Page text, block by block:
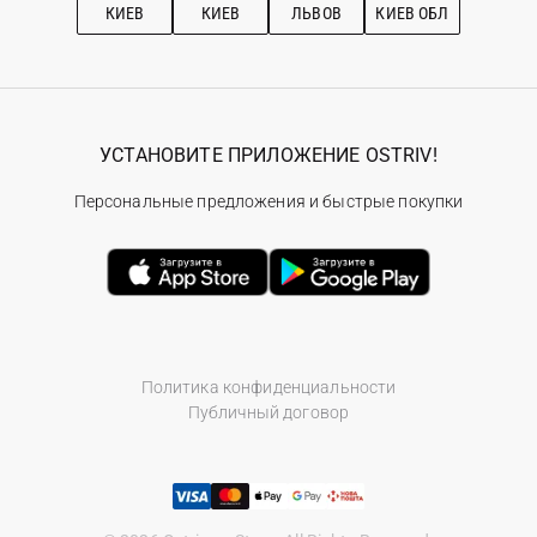
КИЕВ КИЕВ ЛЬВОВ КИЕВ ОБЛ
Политика конфиденциальности
Публичный договор
УСТАНОВИТЕ ПРИЛОЖЕНИЕ OSTRIV!
Персональные предложения и быстрые покупки